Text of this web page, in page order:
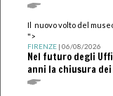
Il nuovo volto del
">
FIRENZE| 06/08/2026
Nel futuro degli
anni la chiusura